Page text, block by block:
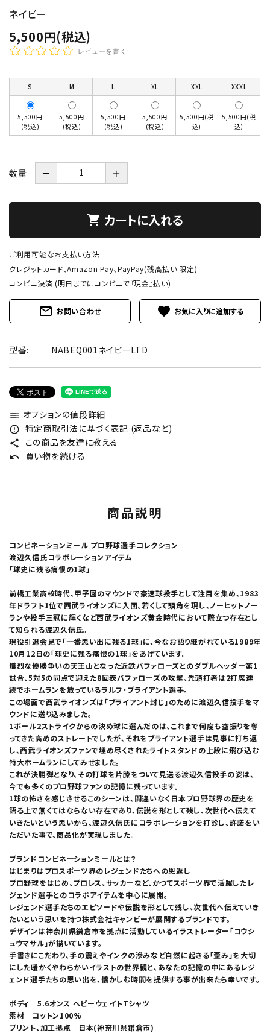
ネイビー
5,500円(税込)
レビューを書く
S M L XL XXL XXXL
5,500円
(税込)
5,500円
(税込)
5,500円
(税込)
5,500円
(税込)
5,500円(税
込)
5,500円(税
込)
数量 － ＋
shopping_cart カートに入れる
ご利用可能なお支払い方法
クレジットカード、Amazon Pay、PayPay(残高払い 限定)
コンビニ決済 (明日までにコンビニで『現金』払い)
mail_outline お問い合わせ favorite
型番: NABEQ001ネイビーLTD
toc オプションの値段詳細
error_outline 特定商取引法に基づく表記 (返品など)
share この商品を友達に教える
undo 買い物を続ける
商品説明
コンビネーションミール プロ野球選手コレクション
渡辺久信氏コラボレーションアイテム
「球史に残る痛恨の1球」
前橋工業高校時代、甲子園のマウンドで豪速球投手として注目を集め、1983
年ドラフト1位で西武ライオンズに入団。若くして頭角を現し、ノーヒットノー
ランや投手三冠に輝くなど西武ライオンズ黄金時代において際立つ存在とし
て知られる渡辺久信氏。
現役引退会見で「一番思い出に残る1球」に、今なお語り継がれている1989年
10月12日の「球史に残る痛恨の1球」をあげています。
熾烈な優勝争いの天王山となった近鉄バファローズとのダブルヘッダー第1
試合、5対5の同点で迎えた8回表バファローズの攻撃、先頭打者は2打席連
続でホームランを放っているラルフ・ブライアント選手。
この場面で西武ライオンズは「ブライアント封じ」のために渡辺久信投手をマ
ウンドに送り込みました。
1ボール2ストライクからの決め球に選んだのは、これまで何度も空振りを奪
ってきた高めのストレートでしたが、それをブライアント選手は見事に打ち返
し、西武ライオンズファンで埋め尽くされたライトスタンドの上段に飛び込む
特大ホームランにしてみせました。
これが決勝弾となり、その打球を片膝をついて見送る渡辺久信投手の姿は、
今でも多くのプロ野球ファンの記憶に残っています。
1球の怖さを感じさせるこのシーンは、間違いなく日本プロ野球界の歴史を
語る上で無くてはならない存在であり、伝説を形として残し、次世代へ伝えて
いきたいという思いから、渡辺久信氏にコラボレーションを打診し、許諾をい
ただいた事で、商品化が実現しました。
ブランドコンビネーションミールとは？
はじまりはプロスポーツ界のレジェンドたちへの恩返し
プロ野球をはじめ、プロレス、サッカーなど、かつてスポーツ界で活躍したレ
ジェンド選手とのコラボアイテムを中心に展開。
レジェンド選手たちのエピソードや伝説を形として残し、次世代へ伝えていき
たいという思いを持つ株式会社キャンビーが展開するブランドです。
デザインは神奈川県鎌倉市を拠点に活動しているイラストレーター「コウシ
ュウマサル」が描いています。
手書きにこだわり、手の震えやインクの滲みなど自然に起きる「歪み」を大切
にした暖かくやわらかいイラストの世界観と、あなたの記憶の中にあるレジ
ェンド選手たちの思い出を、懐かしむ時間を提供する事が出来たら幸いです。
ボディ 5.6オンス ヘビーウェイトTシャツ
素材 コットン100%
プリント、加工拠点 日本(神奈川県鎌倉市)